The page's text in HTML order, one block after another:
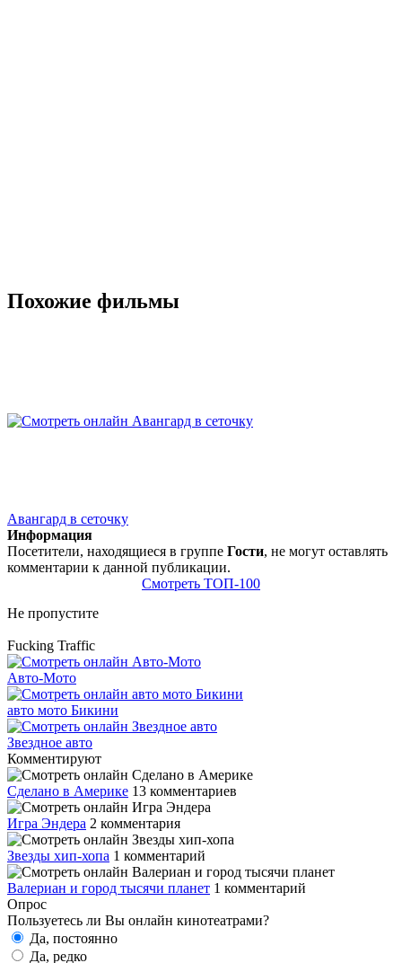
Похожие фильмы
Авангард в сеточку
Информация
Посетители, находящиеся в группе Гости, не могут оставлять
комментарии к данной публикации.
Смотреть ТОП-100
Не пропустите
Fucking Traffic
Авто-Мото
авто мото Бикини
Звездное авто
Комментируют
Сделано в Америке 13 комментариев
Игра Эндера 2 комментария
Звезды хип-хопа 1 комментарий
Валериан и город тысячи планет 1 комментарий
Опрос
Пользуетесь ли Вы онлайн кинотеатрами?
Да, постоянно
Да, редко